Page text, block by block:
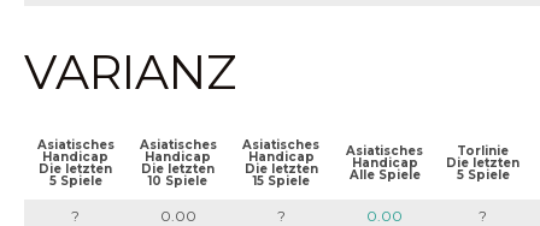
VARIANZ
Asiatisches
Handicap
Die letzten
5 Spiele
Asiatisches
Handicap
Die letzten
10 Spiele
Asiatisches
Handicap
Die letzten
15 Spiele
Asiatisches
Handicap
Alle Spiele
Torlinie
Die letzten
5 Spiele
? 0.00 ? 0.00 ?